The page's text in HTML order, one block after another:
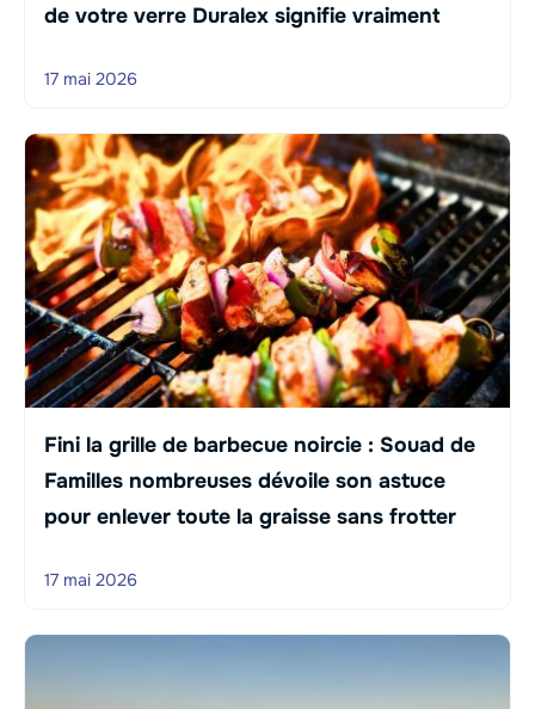
de votre verre Duralex signifie vraiment
17 mai 2026
Fini la grille de barbecue noircie : Souad de
Familles nombreuses dévoile son astuce
pour enlever toute la graisse sans frotter
17 mai 2026